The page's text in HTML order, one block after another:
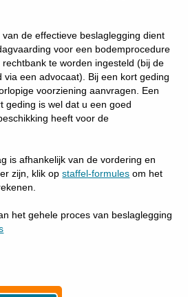
de effectieve beslaglegging dient
voor een bodemprocedure
te worden ingesteld (bij de
via een advocaat). Bij een kort geding
voorziening aanvragen. Een
geding is wel dat u een goed
heeft voor de
is afhankelijk van de vordering en
zijn, klik opstaffel-formules om het
het gehele proces van beslaglegging